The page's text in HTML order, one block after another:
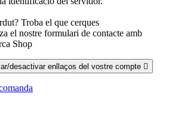
Troba el que cerques
el nostre formulari de contacte amb
Shop
desactivar enllaços del vostre compte 